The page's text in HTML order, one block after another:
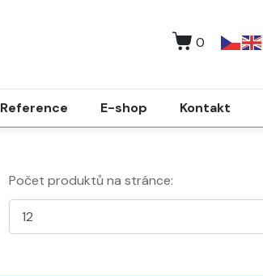
0
Reference E-shop Kontakt
Počet produktů na stránce: